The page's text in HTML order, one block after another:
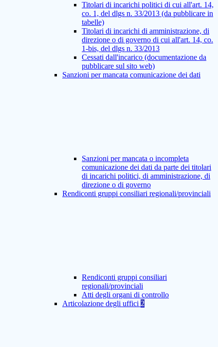
Titolari di incarichi politici di cui all'art. 14,
co. 1, del dlgs n. 33/2013 (da pubblicare in
tabelle)
Titolari di incarichi di amministrazione, di
direzione o di governo di cui all'art. 14, co.
1-bis, del dlgs n. 33/2013
Cessati dall'incarico (documentazione da
pubblicare sul sito web)
Sanzioni per mancata comunicazione dei dati
Sanzioni per mancata o incompleta
comunicazione dei dati da parte dei titolari
di incarichi politici, di amministrazione, di
direzione o di governo
Rendiconti gruppi consiliari regionali/provinciali
Rendiconti gruppi consiliari
regionali/provinciali
Atti degli organi di controllo
Articolazione degli uffici 2